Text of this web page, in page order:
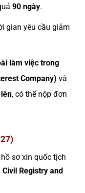
90 ngày.
gian yêu cầu giảm
làm việc trong
Company) và
, có thể nộp đơn
sơ xin quốc tịch
Civil Registry and